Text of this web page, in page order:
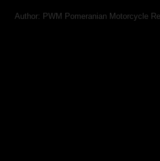
Author: PWM Pomeranian Motorcycle